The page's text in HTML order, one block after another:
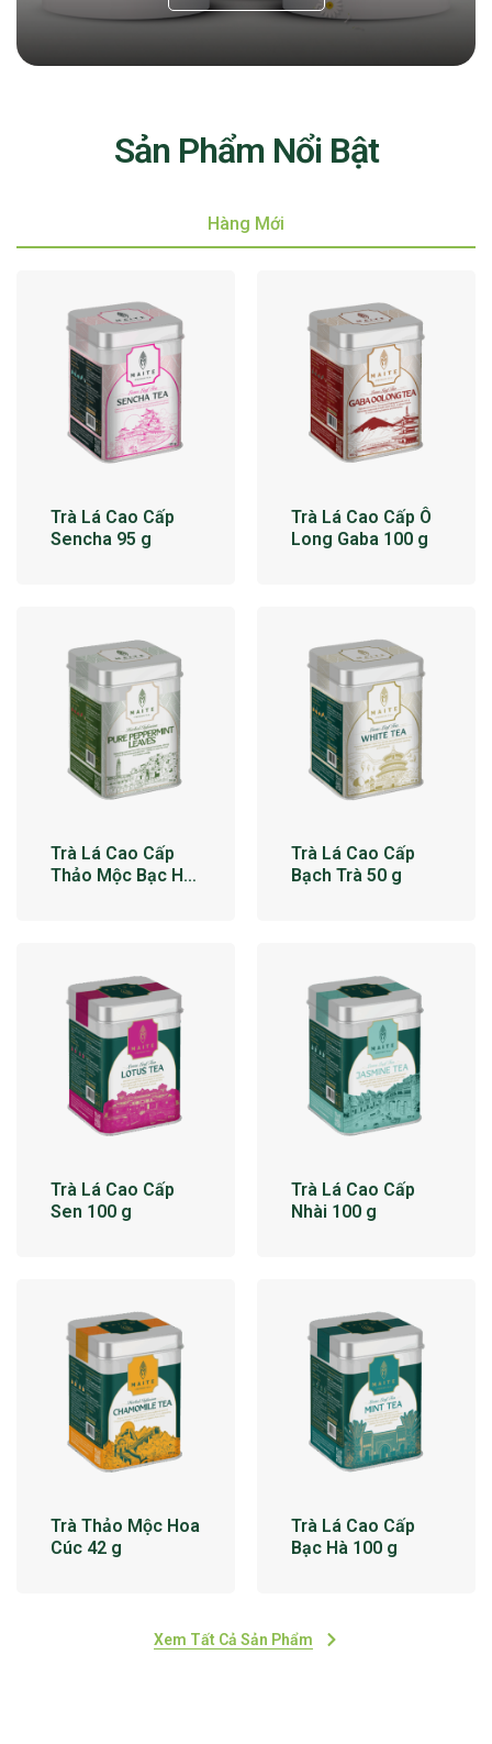
Sản Phẩm Nổi Bật
Hàng Mới
Trà Lá Cao Cấp
Sencha 95 g
Trà Lá Cao Cấp Ô
Long Gaba 100 g
Trà Lá Cao Cấp
Thảo Mộc Bạc Hà
Trà Lá Cao Cấp
Bạch Trà 50 g
Trà Lá Cao Cấp
Sen 100 g
Trà Lá Cao Cấp
Nhài 100 g
Trà Thảo Mộc Hoa
Cúc 42 g
Trà Lá Cao Cấp
Bạc Hà 100 g
Xem Tất Cả Sản Phẩm